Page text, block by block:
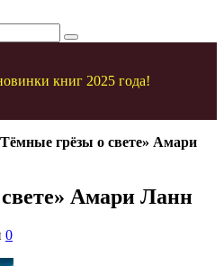
книг 2025 года!
грёзы о свете» Амари
Амари Ланн
0